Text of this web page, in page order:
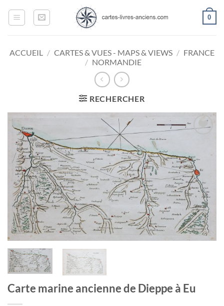
0
ACCUEIL / CARTES & VUES - MAPS & VIEWS / FRANCE
/ NORMANDIE
RECHERCHER
wishlist
Carte marine ancienne de Dieppe à Eu